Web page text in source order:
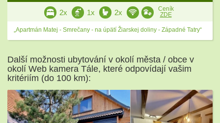
2x 1x 2x
Ceník
ZDE
„Apartmán Matej - Smrečany - na úpätí Žiarskej doliny - Západné Tatry“
Další možnosti ubytování v okolí města / obce v
okolí Web kamera Tále, které odpovídají vašim
kritériím (do 100 km):